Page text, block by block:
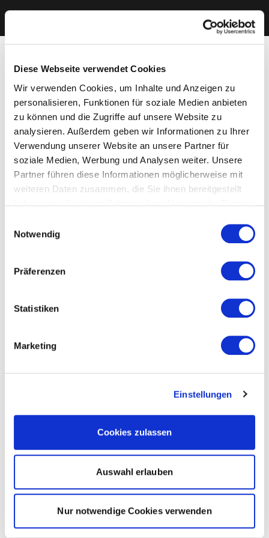
Diese Webseite verwendet Cookies
Wir verwenden Cookies, um Inhalte und Anzeigen zu
personalisieren, Funktionen für soziale Medien anbieten
zu können und die Zugriffe auf unsere Website zu
analysieren. Außerdem geben wir Informationen zu Ihrer
Verwendung unserer Website an unsere Partner für
soziale Medien, Werbung und Analysen weiter. Unsere
Partner führen diese Informationen möglicherweise mit
weiteren Daten zusammen, die Sie ihnen bereitgestellt
Cookies, wenn Sie unsere Webseite weiterhin nutzen.
Notwendig
Präferenzen
Statistiken
Marketing
Einstellungen
Cookies zulassen
Auswahl erlauben
Nur notwendige Cookies verwenden